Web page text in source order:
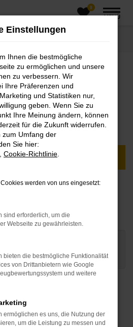
0
MENÜ
über uns
über uns:
JETZT MEINUNG SCHREIBEN
Bewertung(-en) berechnet, die im
zum 10.11.2019 eingegangen sind.
Reaktionszeit auf Ihre Anfrage?
Einstellungen
Ihnen die bestmögliche
zu ermöglichen und unsere
zu verbessern. Wir
Ihre Präferenzen und
und Statistiken nur,
geben. Wenn Sie zu
Ihre Meinung ändern, können
für die Zukunft widerrufen.
zum Umfang der
Sie hier:
Cookie-Richtlinie
werden von uns eingesetzt:
sind erforderlich, um die
Webseite zu gewährleisten.
bieten die bestmögliche Funktionalität
von Drittanbietern wie Google
und weitere
ermöglichen es uns, die Nutzung der
um die Leistung zu messen und